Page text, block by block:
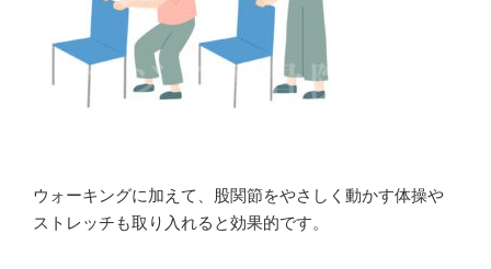
ウォーキングに加えて、股関節をやさしく動かす体操や
ストレッチも取り入れると効果的です。